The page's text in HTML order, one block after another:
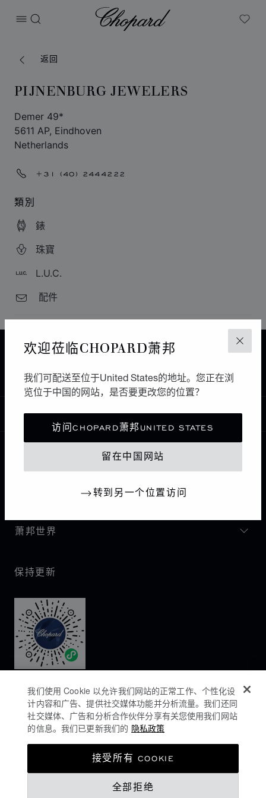
关闭
欢迎莅临CHOPARD萧邦
我们可配送至位于United States的地址。您正在浏
览位于中国的网站，是否要更改您的位置？
访问CHOPARD萧邦UNITED STATES
留在中国网站
转到另一个位置访问
打开菜单
搜索
Chopard
My
返回
PIJNENBURG JEWELERS
Demer 49*
5611 AP, Eindhoven
Netherlands
+31 (40) 2444222
類別
錶
珠寶
L.U.C.
配件
主页 查找精品店 所有店铺 欧洲
中国
萧邦世界
保持更新
COOKIES政策
我们使用 Cookie 以允许我们网站的正常工作、个性化设
计内容和广告、提供社交媒体功能并分析流量。我们还同
社交媒体、广告和分析合作伙伴分享有关您使用我们网站
的信息。我们已更新我们的 隐私政策
全部拒绝
接受所有 COOKIE